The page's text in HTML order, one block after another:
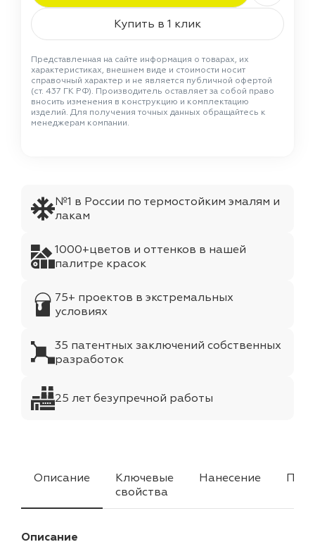
Купить в 1 клик
Представленная на сайте информация о товарах, их
характеристиках, внешнем виде и стоимости носит
справочный характер и не является публичной офертой
(ст. 437 ГК РФ). Производитель оставляет за собой право
вносить изменения в конструкцию и комплектацию
изделий. Для получения точных данных обращайтесь к
менеджерам компании.
№1 в России по термостойким эмалям и
лакам
1000+цветов и оттенков в нашей
палитре красок
75+ проектов в экстремальных
условиях
35 патентных заключений собственных
разработок
25 лет безупречной работы
Описание
Ключевые
свойства
Нанесение
Описание